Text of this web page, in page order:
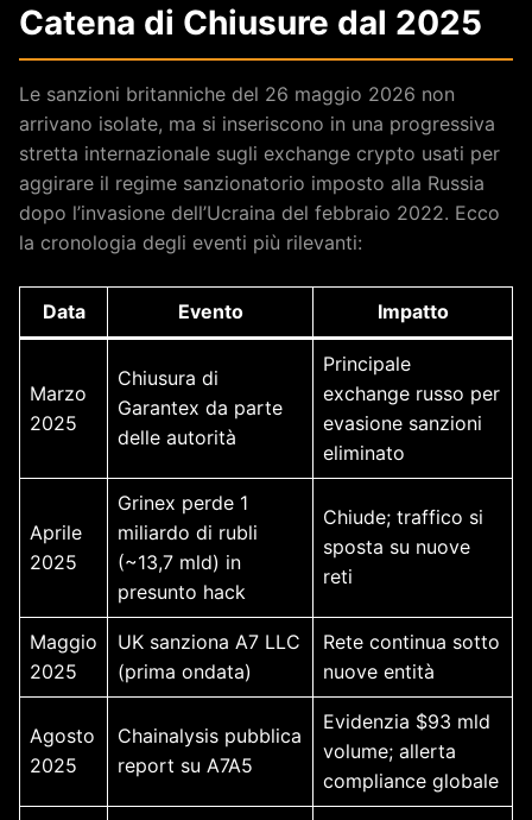
Catena di Chiusure dal 2025
Le sanzioni britanniche del 26 maggio 2026 non
arrivano isolate, ma si inseriscono in una progressiva
stretta internazionale sugli exchange crypto usati per
aggirare il regime sanzionatorio imposto alla Russia
dopo l’invasione dell’Ucraina del febbraio 2022. Ecco
la cronologia degli eventi più rilevanti:
Data Evento Impatto
Marzo
2025
Chiusura di
Garantex da parte
delle autorità
Principale
exchange russo per
evasione sanzioni
eliminato
Aprile
2025
Grinex perde 1
miliardo di rubli
(~13,7 mld) in
presunto hack
Chiude; traffico si
sposta su nuove
reti
Maggio
2025
UK sanziona A7 LLC
(prima ondata)
Rete continua sotto
nuove entità
Agosto
2025
Chainalysis pubblica
report su A7A5
Evidenzia $93 mld
volume; allerta
compliance globale